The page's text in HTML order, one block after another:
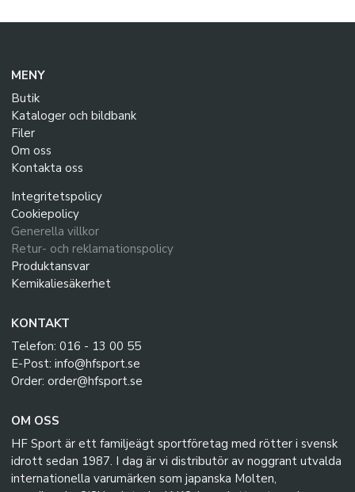
MENY
Butik
Kataloger och bildbank
Filer
Om oss
Kontakta oss
Integritetspolicy
Cookiepolicy
Generella villkor
Retur- och reklamationspolicy
Produktansvar
Kemikaliesäkerhet
KONTAKT
Telefon: 016 - 13 00 55
E-Post: info@hfsport.se
Order: order@hfsport.se
OM OSS
HF Sport är ett familjeägt sportföretag med rötter i svensk
idrott sedan 1987. I dag är vi distributör av noggrant utvalda
internationella varumärken som japanska Molten,